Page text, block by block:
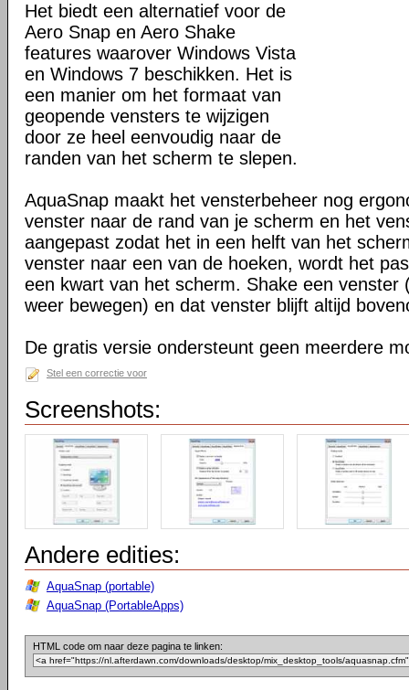
Het biedt een alternatief voor de
Aero Snap en Aero Shake
features waarover Windows Vista
en Windows 7 beschikken. Het is
een manier om het formaat van
geopende vensters te wijzigen
door ze heel eenvoudig naar de
randen van het scherm te slepen.
AquaSnap maakt het vensterbeheer nog
venster naar de rand van je scherm en het
aangepast zodat het in een helft van het
venster naar een van de hoeken, wordt het
een kwart van het scherm. Shake een venster
weer bewegen) en dat venster blijft altijd
De gratis versie ondersteunt geen meerdere
Stel een correctie voor
Screenshots:
Andere edities:
AquaSnap (portable)
AquaSnap (PortableApps)
HTML code om naar deze pagina te linken: